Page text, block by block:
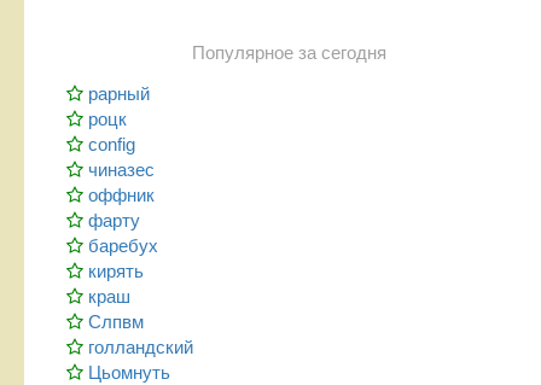
Популярное за сегодня
рарный
роцк
config
чиназес
оффник
фарту
баребух
кирять
краш
Слпвм
голландский
Цьомнуть